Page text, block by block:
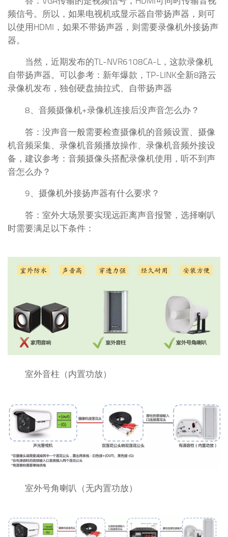
频信号。所以，如果电视机或显示器自带扬声器，则可
以使用HDMI，如果不带扬声器，则需要录像机外接扬声
器。
当然，近期发布的TL-NVR6108CA-L，这款录像机
自带扬声器。可以参考：新年爆款，TP-LINK全新8路云
录像机发布，独创硬盘抽拉式、自带扬声器
8、音频摄像机+录像机连接后没声音怎么办？
答：没声音一般需要检查摄像机的音频设置、摄像
机音频采集、录像机音频播放操作、录像机音频外接设
备，建议参考：音频摄像头搭配录像机使用，听不到声
音怎么办？
9、摄像机外接扬声器有什么要求？
答：室外大场景要实现远距离声音报警，选择喇叭
时需要满足以下条件：
室外音柱（内置功放）
室外号角喇叭（无内置功放）